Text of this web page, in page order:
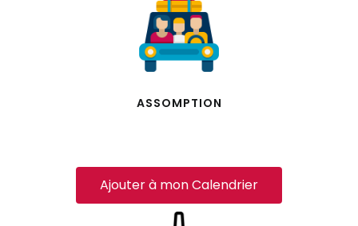
ASSOMPTION
Ajouter à mon Calendrier